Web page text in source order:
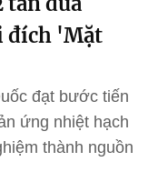
đích 'Mặt
đạt bước tiến
ứng nhiệt hạch
thành nguồn